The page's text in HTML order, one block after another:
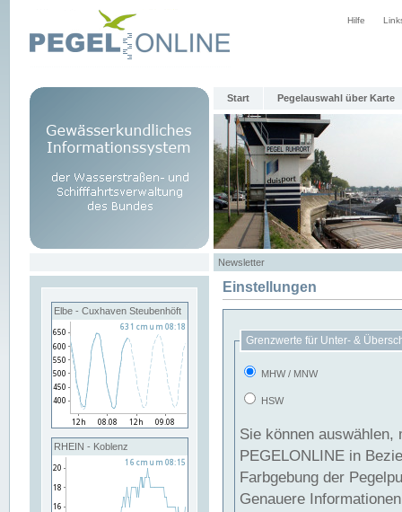
Hilfe
Start Pegelauswahl über Karte
Newsletter
Elbe - Cuxhaven Steubenhöft
RHEIN - Koblenz
Einstellungen
Grenzwerte für Unter- &
MHW / MNW
HSW
Sie können
PEGELONLINE in Beziehung
Farbgebung der
Genauere